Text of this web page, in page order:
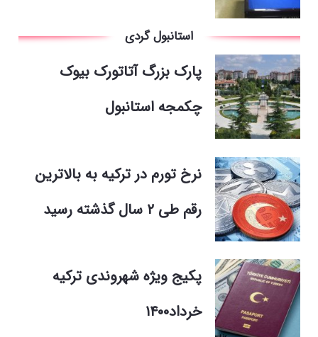
استانبول گردی
پارک بزرگ آتاتورک بیوک
چکمجه استانبول
نرخ تورم در ترکیه به بالاترین
رقم طی ۲ سال گذشته رسید
پکیج ویژه شهروندی ترکیه
خرداد۱۴۰۰